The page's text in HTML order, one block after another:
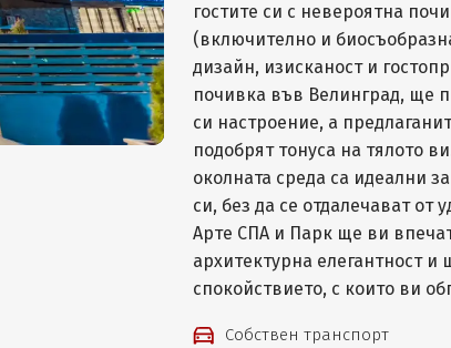
гостите си с невероятна
(включително и
дизайн, изисканост и
почивка във Велинград, ще
си настроение, а
подобрят тонуса на тялото
околната среда са идеални
си, без да се отдалечават от
Арте СПА и Парк ще ви
архитектурна елегантност
спокойствието, с които ви
Собствен транспорт